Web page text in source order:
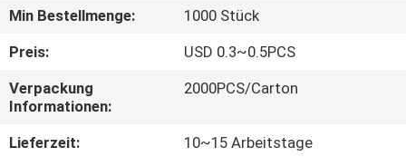
FABRIK
TOUR
QUALITÄTSKONTROLLE
Min Bestellmenge:
1000 Stück
Preis:
USD 0.3~0.5PCS
Verpackung
Informationen:
2000PCS/Carton
Lieferzeit:
10~15 Arbeitstage